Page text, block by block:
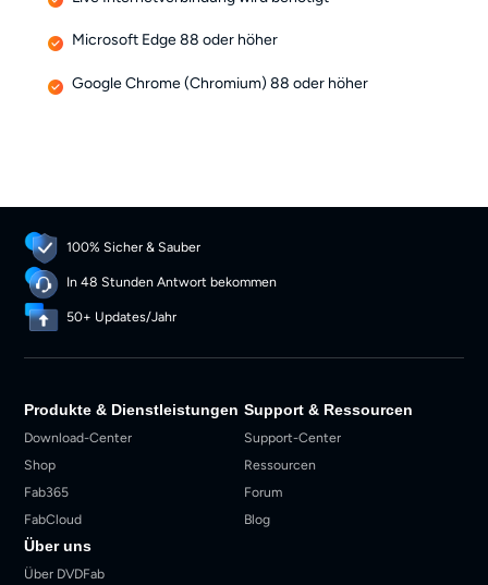
Microsoft Edge 88 oder höher
Google Chrome (Chromium) 88 oder höher
100% Sicher & Sauber
In 48 Stunden Antwort bekommen
50+ Updates/Jahr
Produkte & Dienstleistungen
Download-Center
Shop
Fab365
FabCloud
Support & Ressourcen
Support-Center
Ressourcen
Forum
Blog
Über uns
Über DVDFab